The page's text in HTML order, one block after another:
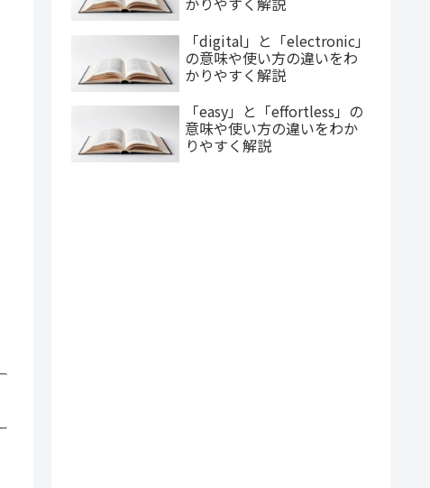
「digital」と「electronic」
の意味や使い方の違いをわ
かりやすく解説
「easy」と「effortless」の
意味や使い方の違いをわか
りやすく解説